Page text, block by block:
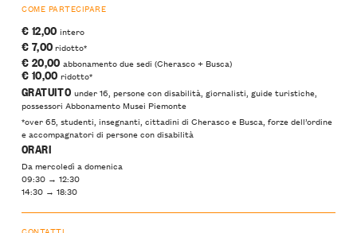
COME PARTECIPARE
€ 12,00 intero
€ 7,00ridotto*
€ 20,00 abbonamento due sedi (Cherasco + Busca)
€ 10,00 ridotto*
GRATUITO under 16, persone con disabilità, giornalisti, guide turistiche,
possessori Abbonamento Musei Piemonte
*over 65, studenti, insegnanti, cittadini di Cherasco e Busca, forze dell’ordine
e accompagnatori di persone con disabilità
ORARI
Da mercoledì a domenica
09:30 → 12:30
14:30 → 18:30